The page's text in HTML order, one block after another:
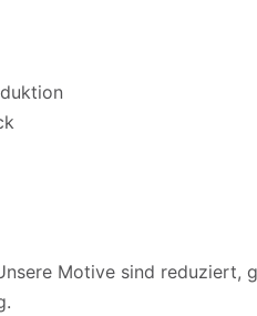
Motive sind reduziert,